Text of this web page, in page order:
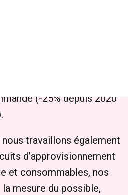
(-25% depuis 2020
nous travaillons également
d’approvisionnement
et consommables, nos
mesure du possible,